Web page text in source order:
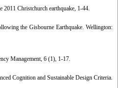
Christchurch earthquake, 1-44.
the Gisbourne Earthquake. Wellington:
Management, 6 (1), 1-17.
Cognition and Sustainable Design Criteria.